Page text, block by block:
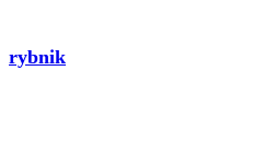
rybnik